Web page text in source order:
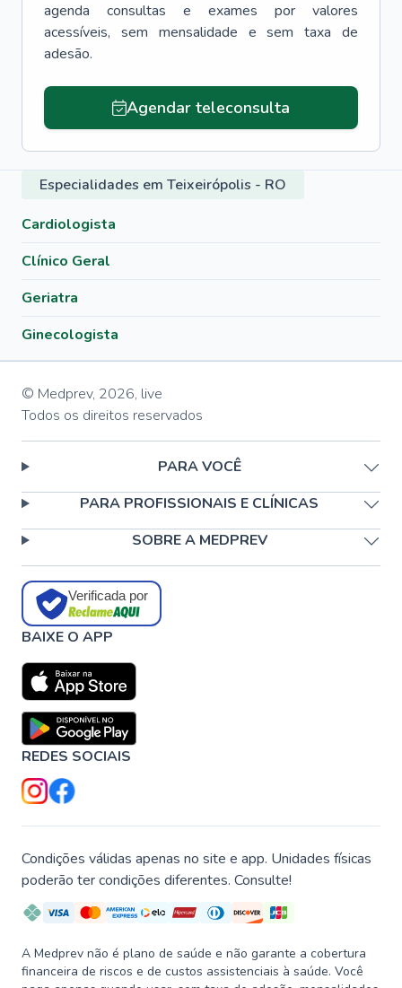
agenda consultas e exames por valores
acessíveis, sem mensalidade e sem taxa de
adesão.
Agendar teleconsulta
Especialidades em Teixeirópolis - RO
Cardiologista
Clínico Geral
Geriatra
Ginecologista
© Medprev, 2026, live
Todos os direitos reservados
PARA VOCÊ
PARA PROFISSIONAIS E CLÍNICAS
SOBRE A MEDPREV
Verificada por
BAIXE O APP
REDES SOCIAIS
Condições válidas apenas no site e app. Unidades físicas
poderão ter condições diferentes. Consulte!
A Medprev não é plano de saúde e não garante a cobertura
financeira de riscos e de custos assistenciais à saúde. Você